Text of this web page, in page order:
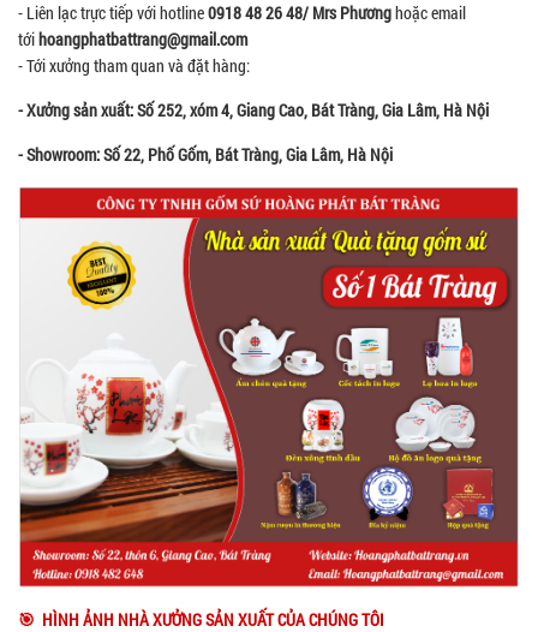
- Liên lạc trực tiếp với hotline0918 48 26 48/ Mrs Phươnghoặc email
tớihoangphatbattrang@gmail.com
- Tới xưởng tham quan và đặt hàng:
- Xưởng sản xuất: Số 252, xóm 4, Giang Cao, Bát Tràng, Gia Lâm, Hà Nội
- Showroom: Số 22, Phố Gốm, Bát Tràng, Gia Lâm, Hà Nội
🎯 HÌNH ẢNH NHÀ XƯỞNG SẢN XUẤT CỦA CHÚNG TÔI